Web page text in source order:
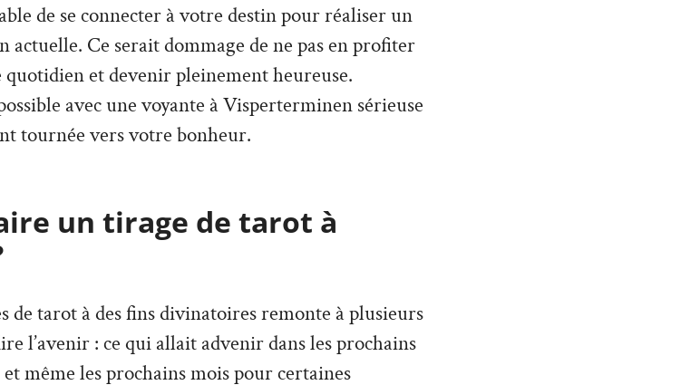
de se connecter à votre destin pour réaliser un
Ce serait dommage de ne pas en profiter
et devenir pleinement heureuse.
avec une voyante à Visperterminen sérieuse
tournée vers votre bonheur.
un tirage de tarot à
de tarot à des fins divinatoires remonte à plusieurs
l’avenir : ce qui allait advenir dans les prochains
même les prochains mois pour certaines